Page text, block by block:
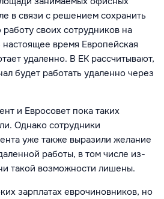
в связи с решением сохранить
своих сотрудников на
время Европейская
удаленно. В ЕК рассчитывают,
будет работать удаленно через
и Евросовет пока таких
Однако сотрудники
уже также выразили желание
работы, в том числе из-
такой возможности лишены.
зарплатах еврочиновников, но